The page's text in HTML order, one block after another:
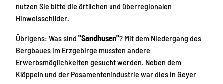
nutzen Sie bitte die örtlichen und überregionalen
Hinweisschilder.
Übrigens: Was sind "Sandhusen"? Mit dem Niedergang des
Bergbaues im Erzgebirge mussten andere
Erwerbsmöglichkeiten gesucht werden. Neben dem
Klöppeln und der Posamentenindustrie war dies in Geyer